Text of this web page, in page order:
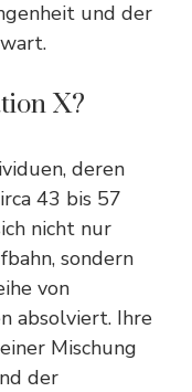
und der
X?
deren
43 bis 57
nicht nur
sondern
von
absolviert. Ihre
Mischung
der